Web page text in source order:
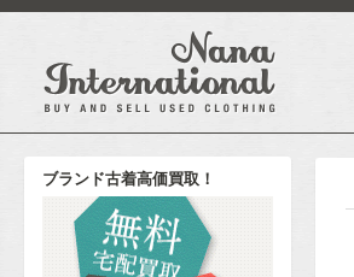
ブランド古着高価買取！